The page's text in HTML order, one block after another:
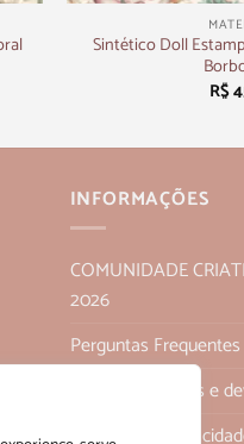
Sintético Doll
R$
INFORMAÇÕES
COMUNIDADE
2026
Perguntas Frequentes
Política de trocas e
Políticas de